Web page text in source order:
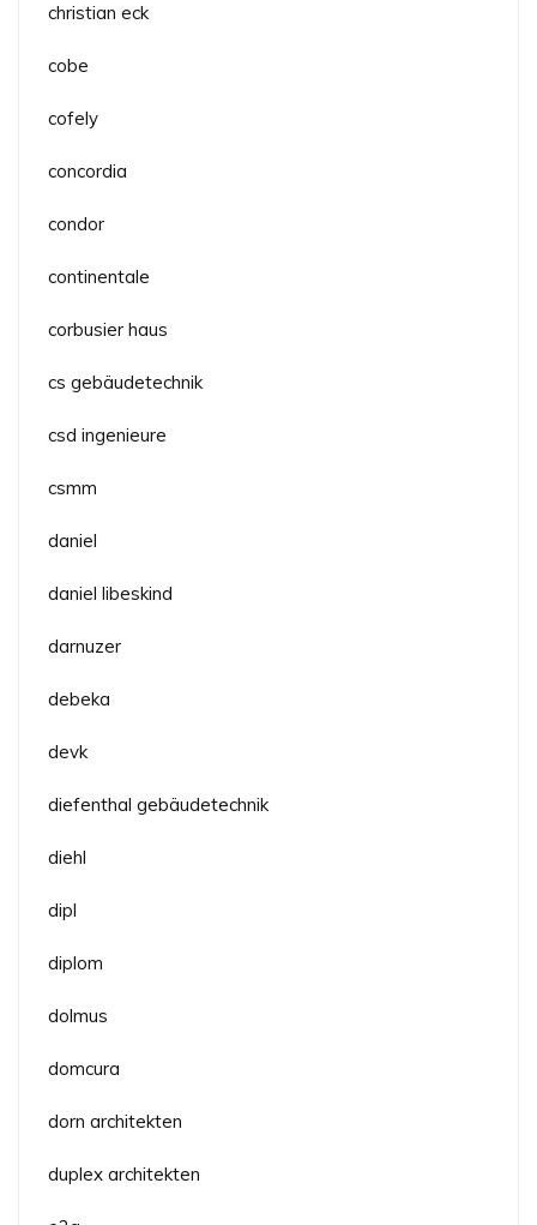
christian eck
cobe
cofely
concordia
condor
continentale
corbusier haus
cs gebäudetechnik
csd ingenieure
csmm
daniel
daniel libeskind
darnuzer
debeka
devk
diefenthal gebäudetechnik
diehl
dipl
diplom
dolmus
domcura
dorn architekten
duplex architekten